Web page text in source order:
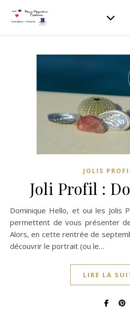
JOLIS
Joli Profil :
Dominique Hello, et oui les Jolis Profils reviennent et me
permettent de vous présenter
Alors, en cette rentrée de
découvrir le portrait (ou le…
LIRE LA